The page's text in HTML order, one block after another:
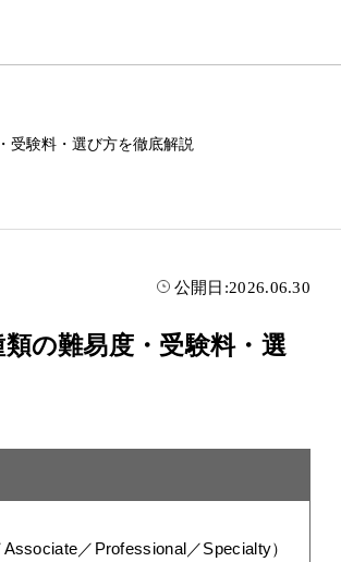
受験料・選び方を徹底解説
公開日:2026.06.30
の難易度・受験料・選
／Professional／Specialty）